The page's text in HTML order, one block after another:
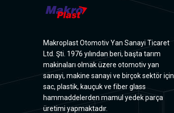
Makroplast Otomotiv Yan Sanayi Ticaret
Ltd. Şti. 1976 yılından beri, başta tarım
makinaları olmak üzere otomotiv yan
sanayi, makine sanayi ve birçok sektör için
sac, plastik, kauçuk ve fiber glass
hammaddelerden mamul yedek parça
üretimi yapmaktadır.